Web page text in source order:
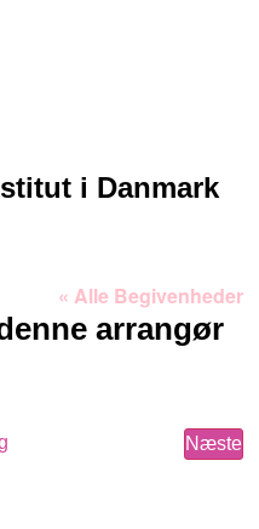
i Danmark
« Alle Begivenheder
arrangør
Næste